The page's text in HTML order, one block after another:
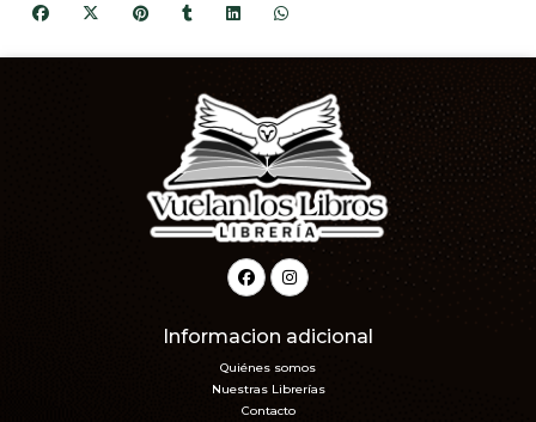
Informacion adicional
Quiénes somos
Nuestras Librerías
Contacto